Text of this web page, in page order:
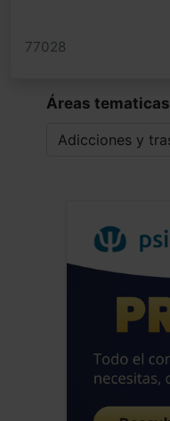
77028
Áreas tematicas